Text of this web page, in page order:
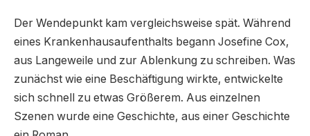
Der Wendepunkt kam vergleichsweise spät. Während
eines Krankenhausaufenthalts begann Josefine Cox,
aus Langeweile und zur Ablenkung zu schreiben. Was
zunächst wie eine Beschäftigung wirkte, entwickelte
sich schnell zu etwas Größerem. Aus einzelnen
Szenen wurde eine Geschichte, aus einer Geschichte